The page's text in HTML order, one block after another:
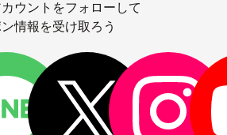
ウントをフォローして
情報を受け取ろう